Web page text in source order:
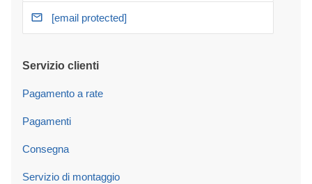
[email protected]
Servizio clienti
Pagamento a rate
Pagamenti
Consegna
Servizio di montaggio